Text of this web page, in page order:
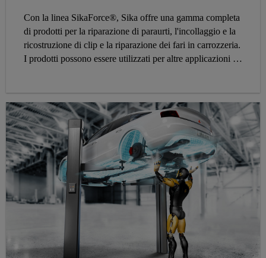
Con la linea SikaForce®, Sika offre una gamma completa
di prodotti per la riparazione di paraurti, l'incollaggio e la
ricostruzione di clip e la riparazione dei fari in carrozzeria.
I prodotti possono essere utilizzati per altre applicazioni di